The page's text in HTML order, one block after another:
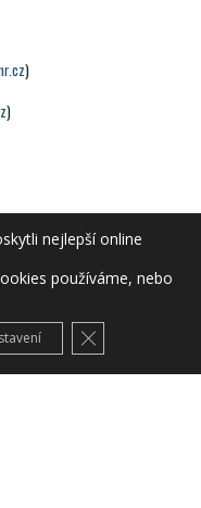
)
)
)
)
(www.msmt.cz
nejlepší online
používáme, nebo
Zavřít cookie